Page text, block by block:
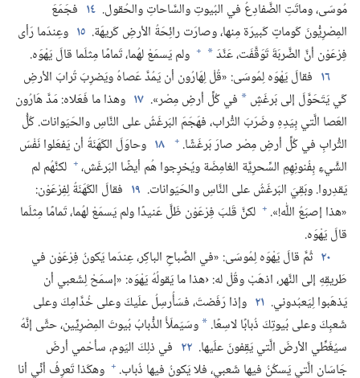
مُوسَى،‏ وماتَتِ الضَّفادِعُ في البُيوتِ والسَّاحاتِ والحُقول.‏ ١٤ فجَمَعَ
المِصْرِيُّونَ كَوماتٍ كَبيرَة مِنها،‏ وصارَت رائِحَةُ الأرضِ كَريهَة.‏ ١٥ وعِندَما رَأى
فِرْعَوْن أنَّ الضَّربَةَ تَوَقَّفَت،‏ عَنَّدَ*
+ ولم يَسمَعْ لهُما،‏ تَمامًا مِثلَما قالَ يَهْوَه.‏
١٦ فقالَ يَهْوَه لِمُوسَى:‏ «قُلْ لِهَارُون أن يَمُدَّ عَصاهُ ويَضرِبَ تُرابَ الأرضِ
كَي يَتَحَوَّلَ إلى بَرغَشٍ * في كُلِّ أرضِ مِصْر».‏ ١٧ وهذا ما فَعَلاه:‏ مَدَّ هَارُون
العَصا الَّتي بِيَدِهِ وضَرَبَ التُّراب،‏ فهَجَمَ البَرغَشُ على النَّاسِ والحَيَوانات.‏ كُلُّ
التُّرابِ في كُلِّ أرضِ مِصْر صارَ بَرغَشًا.‏ + ١٨ وحاوَلَ الكَهَنَةُ أن يَفعَلوا نَفْسَ
الشَّيءِ بِفُنونِهِمِ السِّحرِيَّة الغامِضَة ويُخرِجوا هُم أيضًا البَرغَش،‏ + لكنَّهُم لم
يَقدِروا.‏ وبَقِيَ البَرغَشُ على النَّاسِ والحَيَوانات.‏ ١٩ فقالَ الكَهَنَةُ لِفِرْعَوْن:‏
«هذا إصبَعُ اللّٰه!‏».‏ + لكنَّ قَلبَ فِرْعَوْن ظَلَّ عَنيدًا ولم يَسمَعْ لهُما،‏ تَمامًا مِثلَما
قالَ يَهْوَه.‏
٢٠ ثُمَّ قالَ يَهْوَه لِمُوسَى:‏ «في الصَّباحِ الباكِر،‏ عِندَما يَكونُ فِرْعَوْن في
طَريقِهِ إلى النَّهر،‏ اذهَبْ وقُلْ له:‏ ‹هذا ما يَقولُهُ يَهْوَه:‏ «إسمَحْ لِشَعبي أن
يَذهَبوا لِيَعبُدوني.‏ ٢١ وإذا رَفَضتَ،‏ فسَأُرسِلُ علَيكَ وعلى خُدَّامِكَ وعلى
شَعبِكَ وعلى بُيوتِكَ ذُبابًا لاسِعًا.‏ * وسَيَملَأُ الذُّبابُ بُيوتَ المِصْرِيِّين،‏ حتَّى إنَّهُ
سيُغَطِّي الأرضَ الَّتي يَقِفونَ علَيها.‏ ٢٢ في ذلِكَ اليَوم،‏ سأحْمي أرضَ
جَاسَان الَّتي يَسكُنُ فيها شَعبي،‏ فلا يَكونُ فيها ذُباب.‏ + وهكَذا تَعرِفُ أنِّي أنا